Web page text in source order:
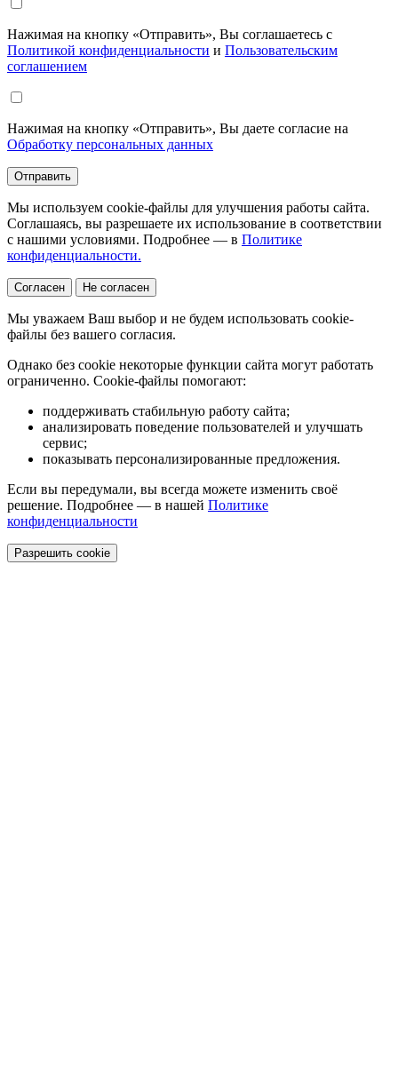
Нажимая на кнопку «Отправить», Вы соглашаетесь с
Политикой конфиденциальности и Пользовательским
соглашением
Нажимая на кнопку «Отправить», Вы даете согласие на
Обработку персональных данных
Отправить
Мы используем cookie-файлы для улучшения работы сайта.
Соглашаясь, вы разрешаете их использование в соответствии
с нашими условиями. Подробнее — в Политике
конфиденциальности.
Согласен Не согласен
Мы уважаем Ваш выбор и не будем использовать cookie-
файлы без вашего согласия.
Однако без cookie некоторые функции сайта могут работать
ограниченно. Cookie-файлы помогают:
поддерживать стабильную работу сайта;
анализировать поведение пользователей и улучшать
сервис;
показывать персонализированные предложения.
Если вы передумали, вы всегда можете изменить своё
решение. Подробнее — в нашей Политике
конфиденциальности
Разрешить cookie